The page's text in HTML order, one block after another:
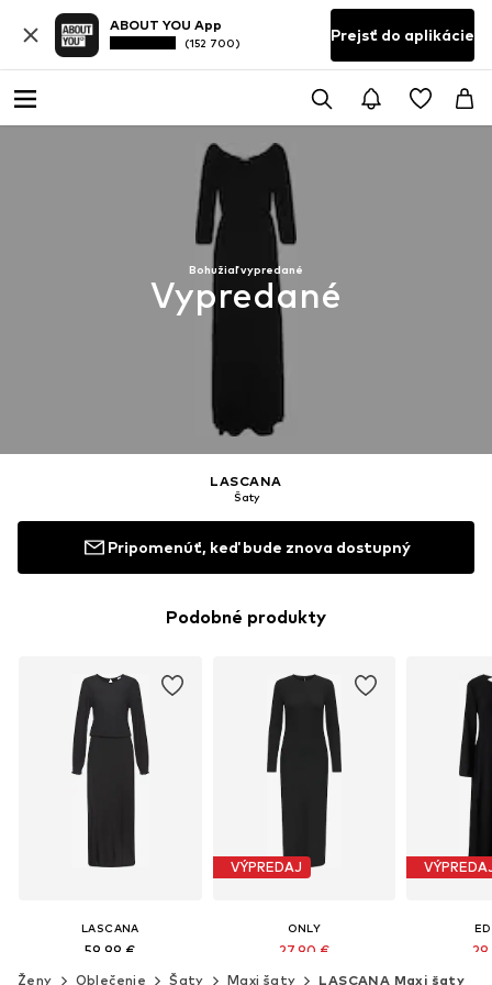
ABOUT YOU App
(152 700) Prejsť do aplikácie
Bohužiaľ vypredané
Vypredané
LASCANA
Šaty
Pripomenúť, keď bude znova dostupný
Podobné produkty
LASCANA
59,99 €
VÝPREDAJ
ONLY
27,90 €
Pôvodne: 34,90 €
Ženy Oblečenie Šaty Maxi šaty LASCANA Maxi šaty